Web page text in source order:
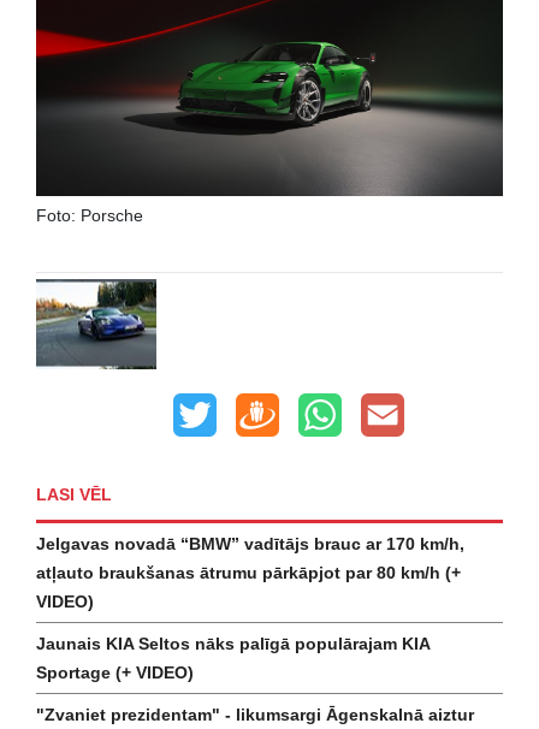
Foto: Porsche
LASI VĒL
Jelgavas novadā “BMW” vadītājs brauc ar 170 km/h,
atļauto braukšanas ātrumu pārkāpjot par 80 km/h (+
VIDEO)
Jaunais KIA Seltos nāks palīgā populārajam KIA
Sportage (+ VIDEO)
"Zvaniet prezidentam" - likumsargi Āgenskalnā aiztur